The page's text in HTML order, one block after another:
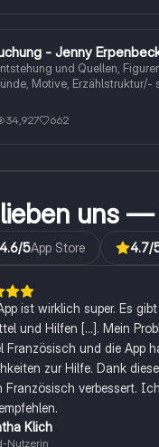
- Jenny
und Quellen,
Motive, Erzählstruktur/-
34,927 662
uns —
4.6/5App Store 4.7/
ist wirklich super. Es
und Hilfen [...]. Mein
Französisch und die App
zur Hilfe. Dank
Französisch verbessert.
Klich
Nutzerin